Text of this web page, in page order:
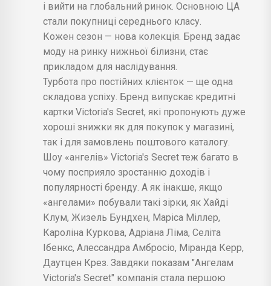
і вийти на глобальний ринок. Основною ЦА
стали покупниці середнього класу.
Кожен сезон — нова колекція. Бренд задає
моду на ринку нижньої білизни, стає
прикладом для наслідування.
Турбота про постійних клієнток — ще одна
складова успіху. Бренд випускає кредитні
картки Victoria's Secret, які пропонують дуже
хороші знижки як для покупок у магазині,
так і для замовлень поштового каталогу.
Шоу «ангелів» Victoria's Secret теж багато в
чому посприяло зростанню доходів і
популярності бренду. А як інакше, якщо
«ангелами» побували такі зірки, як Хайді
Клум, Жизель Бундхен, Маріса Міллер,
Кароліна Куркова, Адріана Ліма, Селіта
Ібенкс, Алессандра Амбросіо, Міранда Керр,
Даутцен Крез. Завдяки показам "Ангелам
Victoria's Secret" компанія стала першою